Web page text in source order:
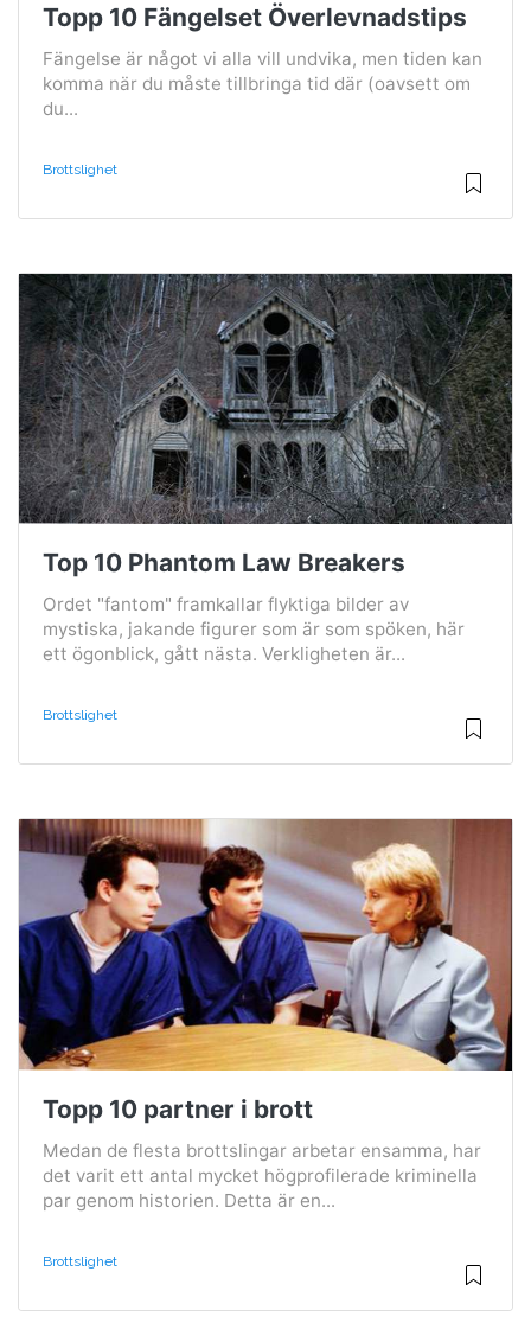
Topp 10 Fängelset Överlevnadstips
Fängelse är något vi alla vill undvika, men tiden kan
komma när du måste tillbringa tid där (oavsett om
du...
Brottslighet
Top 10 Phantom Law Breakers
Ordet "fantom" framkallar flyktiga bilder av
mystiska, jakande figurer som är som spöken, här
ett ögonblick, gått nästa. Verkligheten är...
Brottslighet
Topp 10 partner i brott
Medan de flesta brottslingar arbetar ensamma, har
det varit ett antal mycket högprofilerade kriminella
par genom historien. Detta är en...
Brottslighet